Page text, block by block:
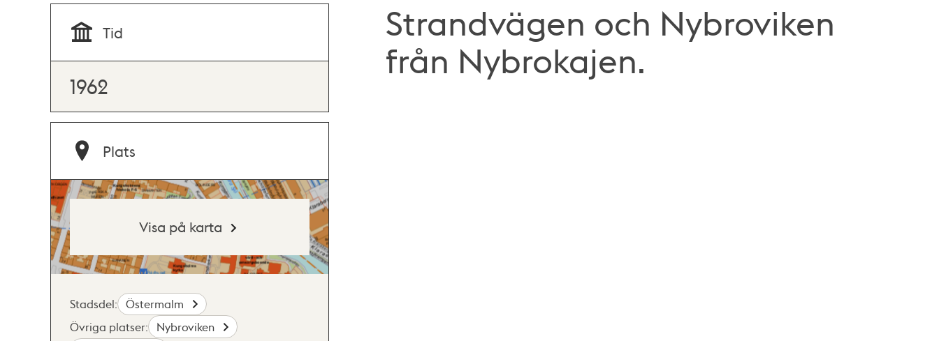
Strandvägen och Nybroviken
från Nybrokajen.
Tid
1962
Plats
Visa på karta
Stadsdel:
Östermalm
Övriga platser:
Nybroviken